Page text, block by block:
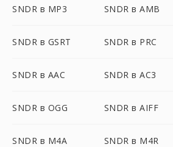
SNDR в MP3 SNDR в AMB
SNDR в GSRT SNDR в PRC
SNDR в AAC SNDR в AC3
SNDR в OGG SNDR в AIFF
SNDR в M4A SNDR в M4R